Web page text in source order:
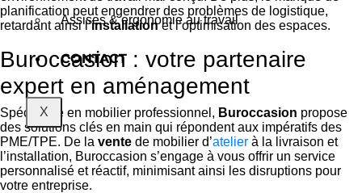
Assises & ergonomie au travail
CONTACT
X
planification peut engendrer des problèmes de logistique,
retardant ainsi l’installationet l’optimisation des espaces.
Buroccasion : votre partenaire
expert en aménagement
Spécialiste en mobilier professionnel, Buroccasion propose
des solutions clés en main qui répondent aux impératifs des
PME/TPE. De la vente de mobilier d’atelier à la livraison et
l’installation, Buroccasion s’engage à vous offrir un service
personnalisé et réactif, minimisant ainsi les disruptions pour
votre entreprise.